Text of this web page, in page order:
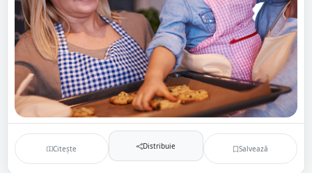
Citește Distribuie Salvează